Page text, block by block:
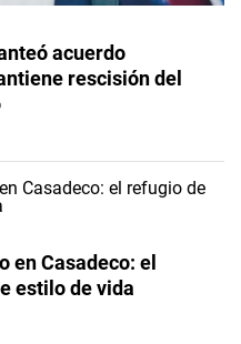
acuerdo
rescisión del
en Casadeco: el
estilo de vida